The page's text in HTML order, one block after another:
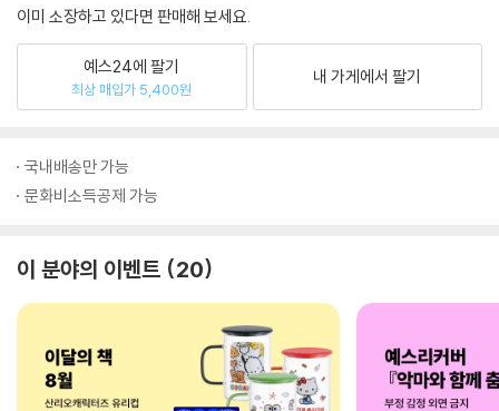
이미 소장하고 있다면 판매해 보세요.
예스24에 팔기
최상 매입가 5,400원
내 가게에서 팔기
국내배송만 가능
문화비소득공제 가능
이 분야의 이벤트 20